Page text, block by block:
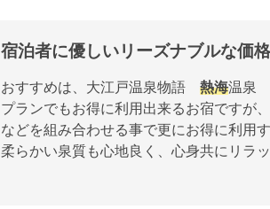
宿泊者に優しいリーズナブルな価
おすすめは、大江戸温泉物語 熱海温泉
プランでもお得に利用出来るお宿ですが
などを組み合わせる事で更にお得に利用
柔らかい泉質も心地良く、心身共にリラ